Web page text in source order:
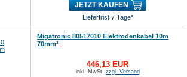
JETZT KAUFEN
Lieferfrist 7 Tage*
Migatronic 80517010 Elektrodenkabel 10m
70mm²
446,13 EUR
inkl. MwSt. zzgl. Versand